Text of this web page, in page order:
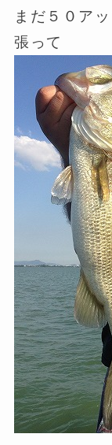
まだ５０ア
張って